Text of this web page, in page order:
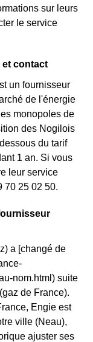
sur leurs
le service
et contact
un fournisseur
de l'énergie
monopoles de
des Nogilois
du tarif
1 an. Si vous
leur service
70 25 02 50.
a [changé de
nom.html) suite
de France).
Engie est
ville (Neau),
ajuster ses